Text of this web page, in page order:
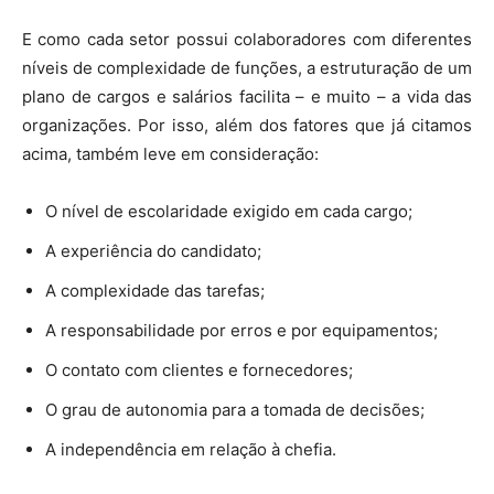
E como cada setor possui colaboradores com diferentes
níveis de complexidade de funções, a estruturação de um
plano de cargos e salários facilita – e muito – a vida das
organizações. Por isso, além dos fatores que já citamos
acima, também leve em consideração:
O nível de escolaridade exigido em cada cargo;
A experiência do candidato;
A complexidade das tarefas;
A responsabilidade por erros e por equipamentos;
O contato com clientes e fornecedores;
O grau de autonomia para a tomada de decisões;
A independência em relação à chefia.